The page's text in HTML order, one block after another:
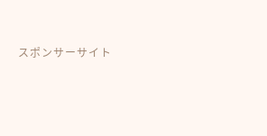
スポンサーサイト